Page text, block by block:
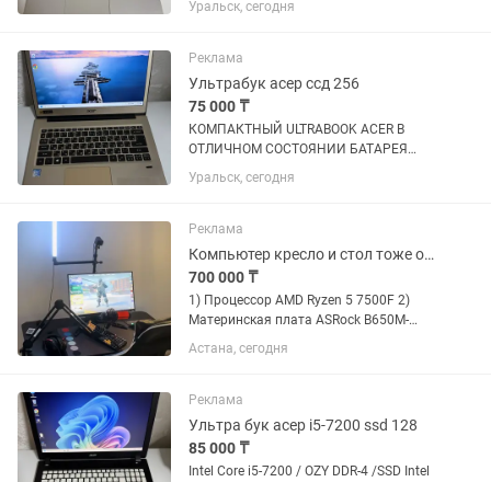
УСТАНОВЛЕНЫ УРАЛЬСК АКСАЙ
Уральск, сегодня
Реклама
Ультрабук асер ссд 256
75 000 ₸
КОМПАКТНЫЙ ULTRABOOK ACER В
ОТЛИЧНОМ СОСТОЯНИИ БАТАРЕЯ
ДЕРЖИТ ! ОЗУ / SSD M.2 / Windows 11 /
ВСЕ НЕОБХОДИМЫЕ ПРОГРАММЫ
ДОСТАВКА
Уральск, сегодня
Реклама
Компьютер кресло и стол тоже отдам
700 000 ₸
1) Процессор AMD Ryzen 5 7500F 2)
Материнская плата ASRock B650M-
HDV/M.2 3) Оперативная память 32GB
5600MHz Kingston Fury Beast 4)
GB 5) SSD накопитель 1TB...
Астана, сегодня
Реклама
Ультра бук асер i5-7200 ssd 128
85 000 ₸
Intel Core i5-7200 / OZY DDR-4 /SSD Intel